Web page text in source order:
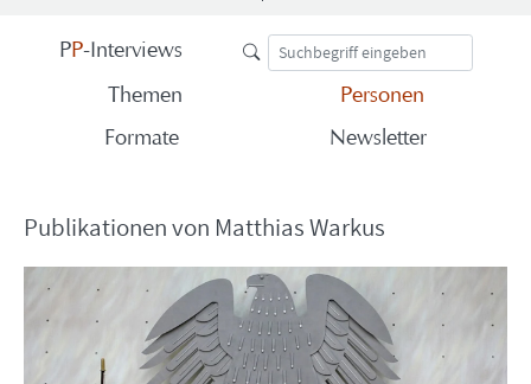
PP-​Interviews
The­men
Per­so­nen
For­ma­te
News­let­ter
Pu­bli­ka­tio­nen von Mat­thi­as War­kus